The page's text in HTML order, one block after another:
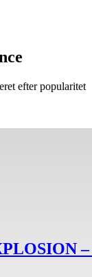
efter popularitet